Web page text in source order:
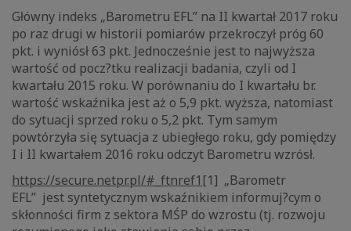
Główny indeks „Barometru EFL” na II kwartał 2017 roku
po raz drugi w historii pomiarów przekroczył próg 60
pkt. i wyniósł 63 pkt. Jednocześnie jest to najwyższa
wartość od pocz?tku realizacji badania, czyli od I
kwartału 2015 roku. W porównaniu do I kwartału br.
wartość wskaźnika jest aż o 5,9 pkt. wyższa, natomiast
do sytuacji sprzed roku o 5,2 pkt. Tym samym
powtórzyła się sytuacja z ubiegłego roku, gdy pomiędzy
I i II kwartałem 2016 roku odczyt Barometru wzrósł.
https://secure.netpr.pl/#_ftnref1[1] „Barometr
EFL” jest syntetycznym wskaźnikiem informuj?cym o
skłonności firm z sektora MŚP do wzrostu (tj. rozwoju